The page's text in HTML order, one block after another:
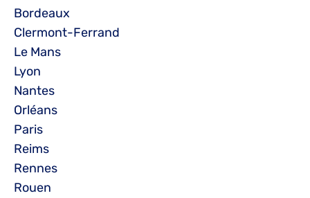
Bordeaux
Clermont-Ferrand
Le Mans
Lyon
Nantes
Orléans
Paris
Reims
Rennes
Rouen